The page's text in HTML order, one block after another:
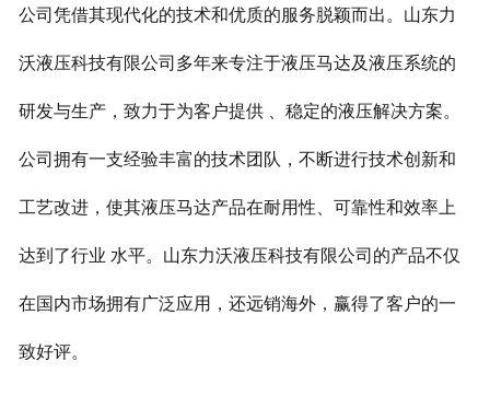
公司凭借其现代化的技术和优质的服务脱颖而出。山东力
沃液压科技有限公司多年来专注于液压马达及液压系统的
研发与生产，致力于为客户提供 、稳定的液压解决方案。
公司拥有一支经验丰富的技术团队，不断进行技术创新和
工艺改进，使其液压马达产品在耐用性、可靠性和效率上
达到了行业 水平。山东力沃液压科技有限公司的产品不仅
在国内市场拥有广泛应用，还远销海外，赢得了客户的一
致好评。